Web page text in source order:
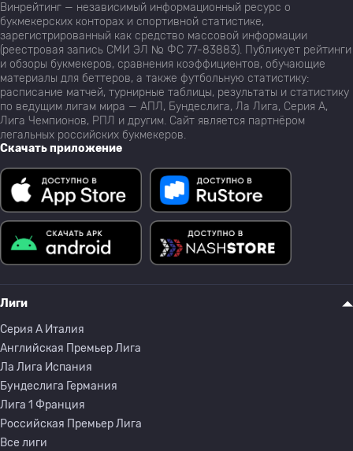
Винрейтинг — независимый информационный ресурс о
букмекерских конторах и спортивной статистике,
зарегистрированный как средство массовой информации
(реестровая запись СМИ ЭЛ № ФС 77-83883). Публикует рейтинги
и обзоры букмекеров, сравнения коэффициентов, обучающие
материалы для беттеров, а также футбольную статистику:
расписание матчей, турнирные таблицы, результаты и статистику
по ведущим лигам мира — АПЛ, Бундеслига, Ла Лига, Серия А,
Лига Чемпионов, РПЛ и другим. Сайт является партнёром
легальных российских букмекеров.
Скачать приложение
Лиги
Серия A Италия
Английская Премьер Лига
Ла Лига Испания
Бундеслига Германия
Лига 1 Франция
Российская Премьер Лига
Все лиги